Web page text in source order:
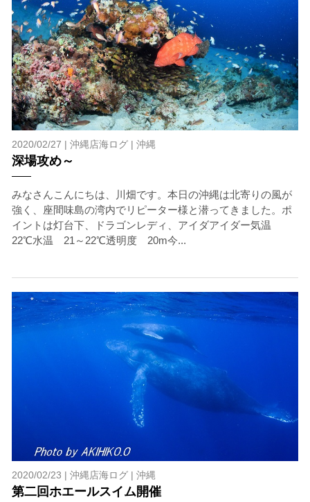
2020/02/27 | 沖縄店海ログ| 沖縄
深場攻め～
みなさんこんにちは、川畑です。本日の沖縄は北寄りの風が
強く、座間味島の湾内でリピーター様と潜ってきました。ポ
イントは灯台下、ドラゴンレディ、アイダアイダー気温
22℃水温 21～22℃透明度 20m今...
2020/02/23 | 沖縄店海ログ| 沖縄
第二回ホエールスイム開催
クジラへのストレス軽減や安全管理の観点から、エント
リー人数を制限する場合があります。また、エントリー
の順番はガイドが決定しますので、必ずその指示に従っ
て準備してください。
3.クジラとの距離と泳ぎ方
クジラの観察は水面からのみとし、素潜りは禁止としま
す。クジラによっては、人が近くを泳ぐことを嫌い、逃
げてしまう場合があります。そのため、原則として緊急
時やガイドの指示がある場合を除き、クジラの近くでフ
ィンキックなどをして泳ぐことも禁止します。クジラは
一度でもそのような行動を取る人間を嫌がってしまう
いため、必ずこれらの事項をお守りください。
4.スイム遂行の可否と返金について
ツアー当日は、ゲストの安全を最優先とし、可能な限り
承ください。
5.海況について
沖縄の1月～3月は、季節的に海が穏やかな日は多くあり
ません。そのため、多少の波やうねりがある中でスノー
ケリングを行う場合が多くなります。泳力や体力に自信
のない方、また船酔いしやすい方は、ご自身で事前に十
分な対策をお願いいたします。
が本ツアーに参加できるレベルに達していないと判断し
た場合には、参加をお断りする場合があります。スキン
ダイビングの経験が浅い方については、条件付きでのご
案内となる場合があります。その際のご返金には応じか